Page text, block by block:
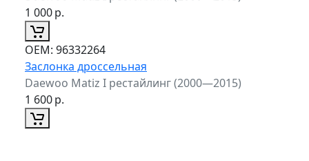
1 000р.
ОЕМ: 96332264
Заслонка дроссельная
Daewoo Matiz I рестайлинг (2000—2015)
1 600р.